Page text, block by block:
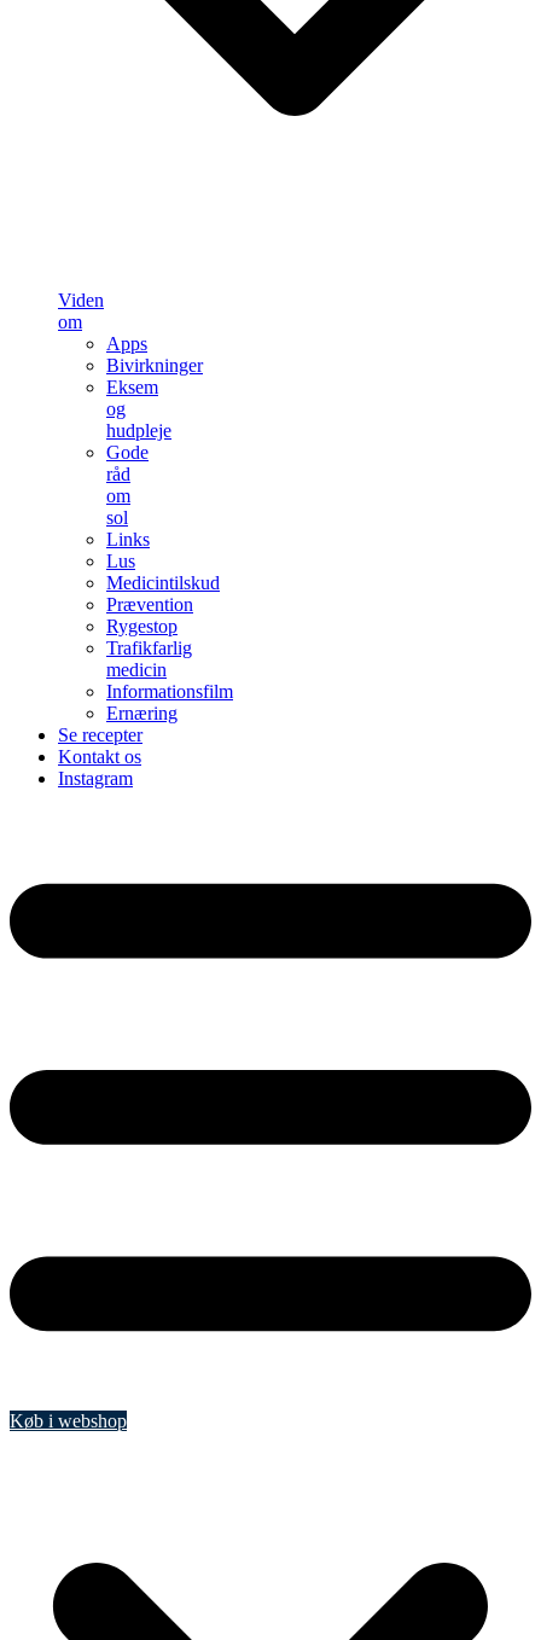
Viden
om
Apps
Bivirkninger
Eksem
og
hudpleje
Gode
råd
om
sol
Links
Lus
Medicintilskud
Prævention
Rygestop
Trafikfarlig
medicin
Informationsfilm
Ernæring
Se recepter
Kontakt os
Instagram
Køb i webshop